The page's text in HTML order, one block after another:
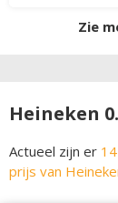
Zie
Heineken
Actueel zijn er
prijs van